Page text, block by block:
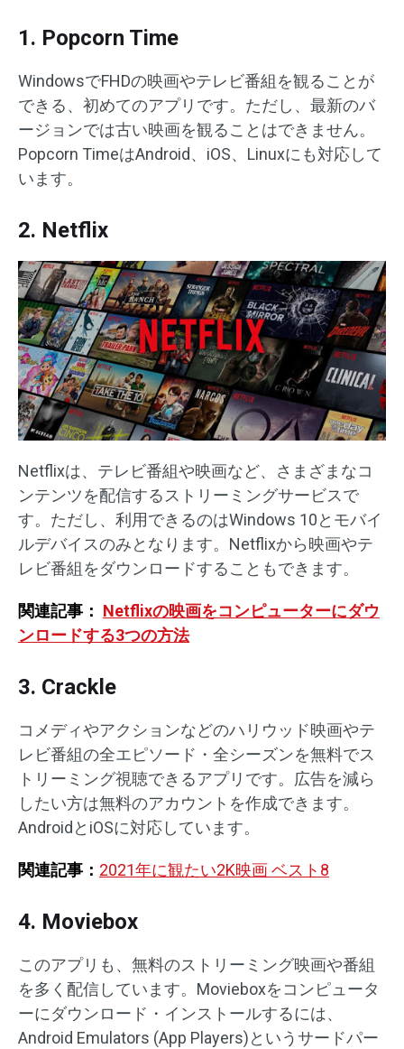
1. Popcorn Time
WindowsでFHDの映画やテレビ番組を観ることが
できる、初めてのアプリです。ただし、最新のバ
ージョンでは古い映画を観ることはできません。
Popcorn TimeはAndroid、iOS、Linuxにも対応して
います。
2. Netflix
Netflixは、テレビ番組や映画など、さまざまなコ
ンテンツを配信するストリーミングサービスで
す。ただし、利用できるのはWindows 10とモバイ
ルデバイスのみとなります。Netflixから映画やテ
レビ番組をダウンロードすることもできます。
関連記事： Netflixの映画をコンピューターにダウ
ンロードする3つの方法
3. Crackle
コメディやアクションなどのハリウッド映画やテ
レビ番組の全エピソード・全シーズンを無料でス
トリーミング視聴できるアプリです。広告を減ら
したい方は無料のアカウントを作成できます。
AndroidとiOSに対応しています。
関連記事： 2021年に観たい2K映画 ベスト8
4. Moviebox
このアプリも、無料のストリーミング映画や番組
を多く配信しています。Movieboxをコンピュータ
ーにダウンロード・インストールするには、
Android Emulators (App Players)というサードパー